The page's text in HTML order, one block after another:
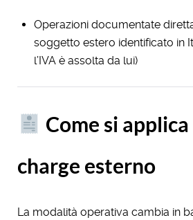
Operazioni documentate
soggetto estero identificato in
l’IVA è assolta da lui)
Come si
charge esterno
La modalità operativa cambia in